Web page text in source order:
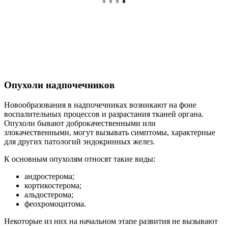
Опухоли надпочечников
Новообразования в надпочечниках возникают на фоне
воспалительных процессов и разрастания тканей органа.
Опухоли бывают доброкачественными или
злокачественными, могут вызывать симптомы, характерные
для других патологий эндокринных желез.
К основным опухолям относят такие виды:
андростерома;
кортикостерома;
альдостерома;
феохромоцитома.
Некоторые из них на начальном этапе развития не вызывают